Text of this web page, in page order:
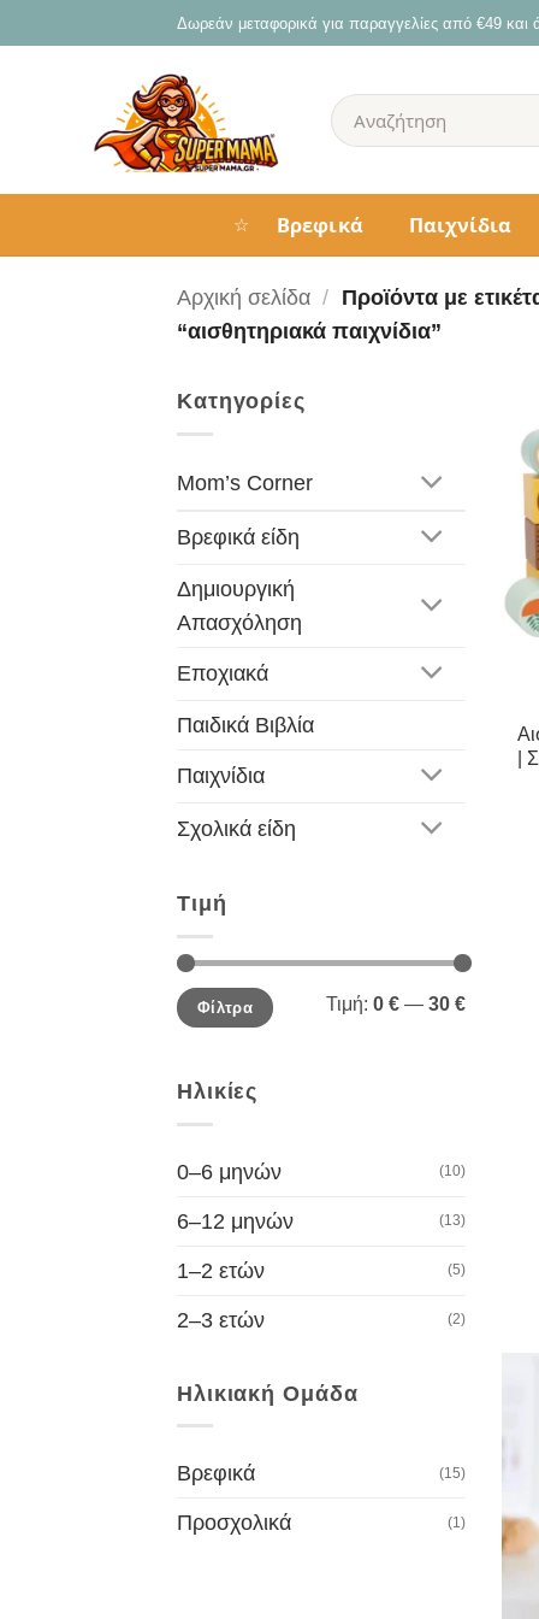
στο
Δωρεάν μεταφορικά για παραγγελίες από €49 και
Αναζήτηση
για:
☆ Βρεφικά Παιχνίδια
Αρχική σελίδα / Προϊόντα με
“αισθητηριακά παιχνίδια”
Κατηγορίες
Mom’s Corner
Βρεφικά είδη
Δημιουργική
Απασχόληση
Εποχιακά
Παιδικά Βιβλία
Παιχνίδια
Σχολικά είδη
Τιμή
Ελάχιστη
τιμή
Μέγιστη
τιμήΦίλτρα Τιμή: 0 € — 30 €
Ηλικίες
0–6 μηνών (10)
6–12 μηνών (13)
1–2 ετών (5)
2–3 ετών (2)
Ηλικιακή Ομάδα
Βρεφικά (15)
Προσχολικά (1)
|